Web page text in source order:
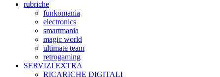
rubriche
funkomania
electronics
smartmania
magic world
ultimate team
retrogaming
SERVIZI EXTRA
RICARICHE DIGITALI